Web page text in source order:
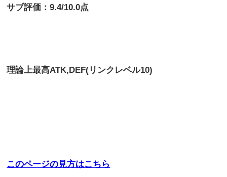
サブ評価：9.4/10.0点
理論上最高ATK,DEF(リンクレベル10)
このページの見方はこちら